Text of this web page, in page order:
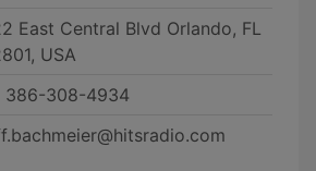
East Central Blvd Orlando, FL
USA
386-308-4934